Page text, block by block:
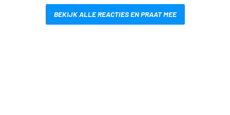
BEKIJK ALLE REACTIES EN PRAAT MEE